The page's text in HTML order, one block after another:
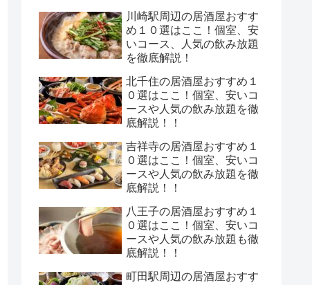
川崎駅周辺の居酒屋おすす
め１０選はここ！個室、安
いコース、人気の飲み放題
を徹底解説！
北千住の居酒屋おすすめ１
０選はここ！個室、安いコ
ースや人気の飲み放題を徹
底解説！！
吉祥寺の居酒屋おすすめ１
０選はここ！個室、安いコ
ースや人気の飲み放題を徹
底解説！！
八王子の居酒屋おすすめ１
０選はここ！個室、安いコ
ースや人気の飲み放題も徹
底解説！！
町田駅周辺の居酒屋おすす